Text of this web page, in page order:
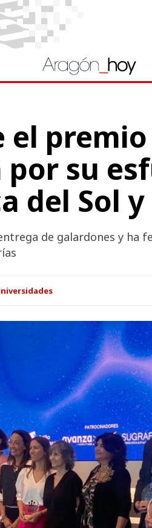
el
su
del Sol y
de galardones y ha